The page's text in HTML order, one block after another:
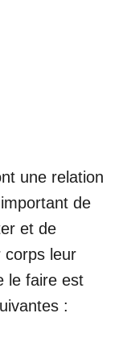
une relation
de
et de
corps leur
le faire est
: